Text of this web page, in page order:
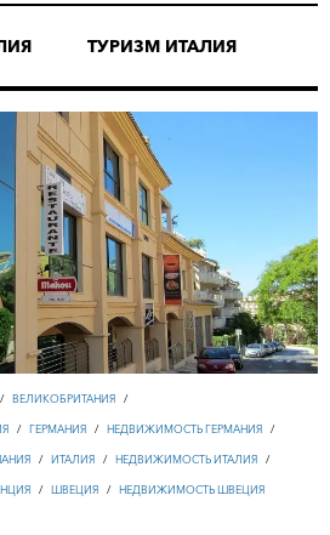
ТУРИЗМ ИТАЛИЯ
/ ВЕЛИКОБРИТАНИЯ /
/ ГЕРМАНИЯ / НЕДВИЖИМОСТЬ ГЕРМАНИЯ /
/ ИТАЛИЯ / НЕДВИЖИМОСТЬ ИТАЛИЯ /
/ ШВЕЦИЯ / НЕДВИЖИМОСТЬ ШВЕЦИЯ